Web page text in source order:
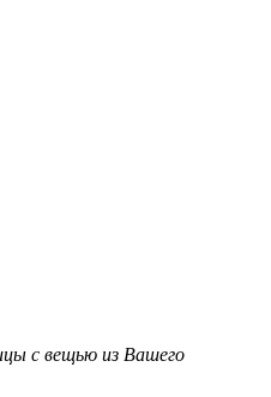
с вещью из Вашего